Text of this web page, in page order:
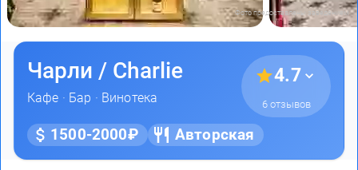
Фото предоставлены заведением
Чарли / Charlie
Кафе · Бар · Винотека
4.7
6 отзывов
1500-2000₽ Авторская